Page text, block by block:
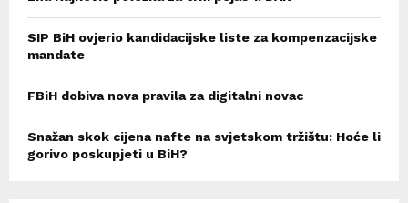
SIP BiH ovjerio kandidacijske liste za kompenzacijske
mandate
FBiH dobiva nova pravila za digitalni novac
Snažan skok cijena nafte na svjetskom tržištu: Hoće li
gorivo poskupjeti u BiH?